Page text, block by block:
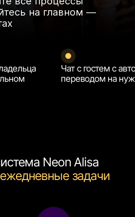
на главном —
Чат с гостем с
переводом на
Neon Alisa
задачи